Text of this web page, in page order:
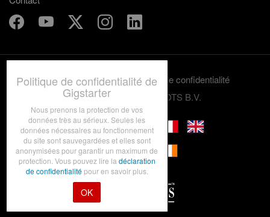
Termes et conditions
Politique de confidentialité
© 2012-2026 GRASSROOTS B.V.
Politique de confidentialité de
Gigstarter
Nous prenons la protection de vos
données très au sérieux. Seules les
données nécessaires au fonctionnement
du site sont sauvegardées et elles sont
anonymisées pour garantir un maximum de
protection. Vous pouvez lire la déclaration
de confidentialitépour en savoir plus.
OK